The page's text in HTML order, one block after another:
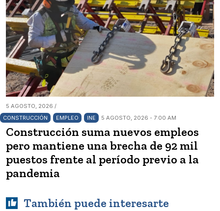
5 AGOSTO, 2026 /
CONSTRUCCIÓN
EMPLEO INE 5 AGOSTO, 2026 - 7:00 AM
Construcción suma nuevos empleos
pero mantiene una brecha de 92 mil
puestos frente al período previo a la
pandemia
También puede interesarte